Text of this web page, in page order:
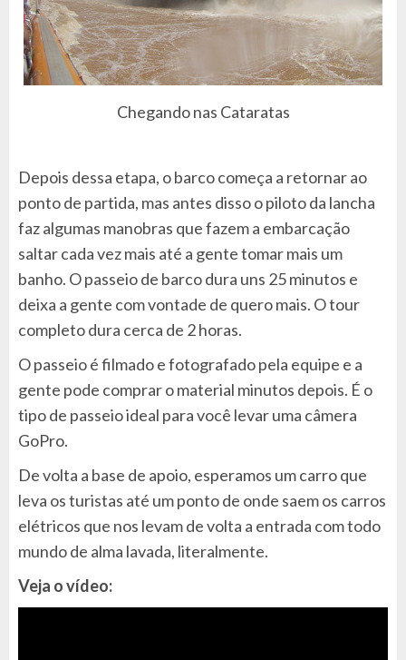
Chegando nas Cataratas
Depois dessa etapa, o barco começa a retornar ao
ponto de partida, mas antes disso o piloto da lancha
faz algumas manobras que fazem a embarcação
saltar cada vez mais até a gente tomar mais um
banho. O passeio de barco dura uns 25 minutos e
deixa a gente com vontade de quero mais. O tour
completo dura cerca de 2 horas.
O passeio é filmado e fotografado pela equipe e a
gente pode comprar o material minutos depois. É o
tipo de passeio ideal para você levar uma câmera
GoPro.
De volta a base de apoio, esperamos um carro que
leva os turistas até um ponto de onde saem os carros
elétricos que nos levam de volta a entrada com todo
mundo de alma lavada, literalmente.
Veja o vídeo: